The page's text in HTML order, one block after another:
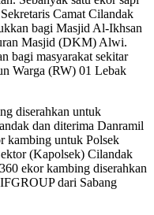
Camat Cilandak
bagi Masjid Al-Ikhsan
Masjid (DKM) Alwi.
bagi masyarakat sekitar
Warga (RW) 01 Lebak
diserahkan untuk
dan diterima Danramil
kambing untuk Polsek
(Kapolsek) Cilandak
ekor kambing diserahkan
dari Sabang